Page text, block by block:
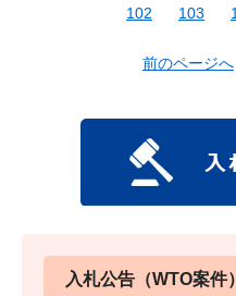
102
103
前のページへ
入札公告（WTO案件）